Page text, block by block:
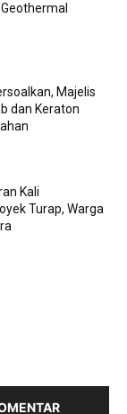
Majelis
dan Keraton
Kali
Turap, Warga